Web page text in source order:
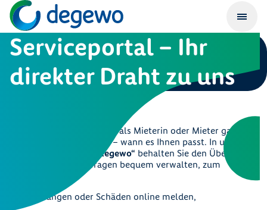
Serviceportal – Ihr
direkter Draht zu uns
Viele Anliegen können Sie als Mieterin oder Mieter ganz
einfach online erledigen – wann es Ihnen passt. In unserem
„Meine degewo“ behalten Sie den Überblick
und können Ihre Anfragen bequem verwalten, zum
Störungen oder Schäden online melden,